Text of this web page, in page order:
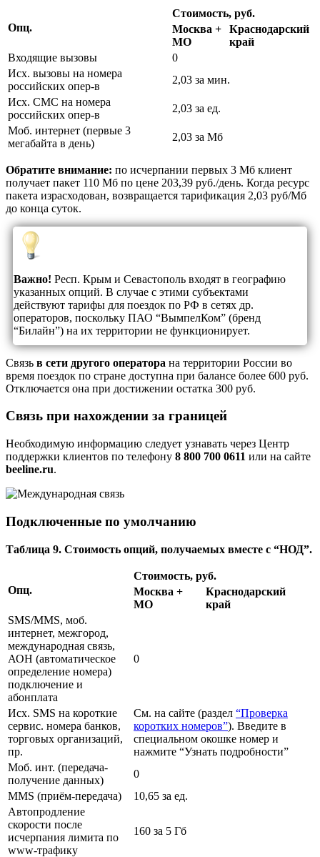
Опц.
Стоимость, руб.
Москва +
МО
Краснодарский
край
Входящие вызовы
0
Исх. вызовы на номера
российских опер-в
2,03 за мин.
Исх. СМС на номера
российских опер-в
2,03 за ед.
Моб. интернет (первые 3
мегабайта в день)
2,03 за Мб
Обратите внимание: по исчерпании первых 3 Мб клиент
получает пакет 110 Мб по цене 203,39 руб./день. Когда ресурс
пакета израсходован, возвращается тарификация 2,03 руб/Мб
до конца суток.
Важно! Респ. Крым и Севастополь входят в географию
указанных опций. В случае с этими субъектами
действуют тарифы для поездок по РФ в сетях др.
операторов, поскольку ПАО “ВымпелКом” (бренд
“Билайн”) на их территории не функционирует.
Связь в сети другого оператора на территории России во
время поездок по стране доступна при балансе более 600 руб.
Отключается она при достижении остатка 300 руб.
Связь при нахождении за границей
Необходимую информацию следует узнавать через Центр
поддержки клиентов по телефону 8 800 700 0611 или на сайте
beeline.ru.
Подключенные по умолчанию
Таблица 9. Стоимость опций, получаемых вместе с “НОД”.
Опц.
Стоимость, руб.
Москва +
МО
Краснодарский
край
SMS/MMS, моб.
интернет, межгород,
международная связь,
АОН (автоматическое
определение номера)
подключение и
абонплата
0
Исх. SMS на короткие
сервис. номера банков,
торговых организаций,
пр.
См. на сайте (раздел “Проверка
коротких номеров”). Введите в
специальном окошке номер и
нажмите “Узнать подробности”
Моб. инт. (передача-
получение данных)
0
MMS (приём-передача)
10,65 за ед.
Автопродление
скорости после
исчерпания лимита по
www-трафику
160 за 5 Гб